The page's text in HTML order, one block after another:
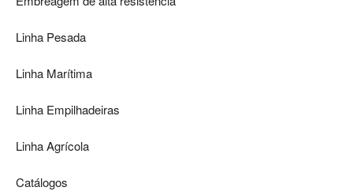
Linha Pesada
Linha Marítima
Linha Empilhadeiras
Linha Agrícola
Catálogos